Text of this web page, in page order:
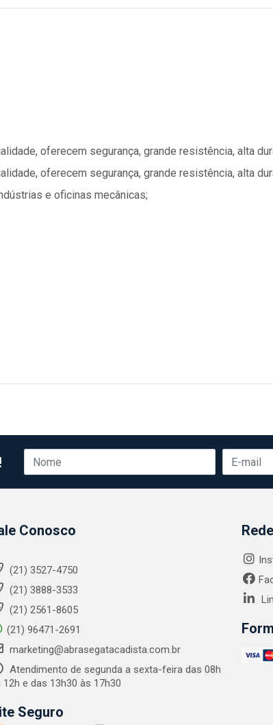
oferecem segurança, grande resistência, alta
oferecem segurança, grande resistência, alta
e oficinas mecânicas;
Conosco
(21) 3527-4750
(21) 3888-3533
(21) 2561-8605
(21) 96471-2691
marketing@abrasegatacadista.com.br
Atendimento de segunda a sexta-feira das 08h
12h e das 13h30 às 17h30
Seguro